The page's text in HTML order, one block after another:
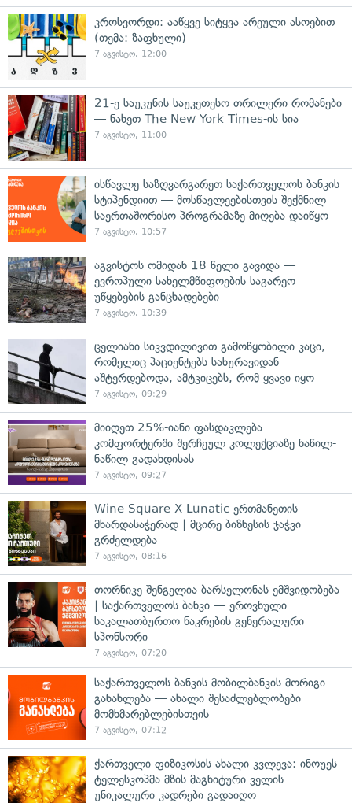
კროსვორდი: ააწყვე სიტყვა არეული ასოებით
(თემა: ზაფხული)
7 აგვისტო, 12:00
21-ე საუკუნის საუკეთესო თრილერი რომანები
— ნახეთ The New York Times-ის სია
7 აგვისტო, 11:00
ისწავლე საზღვარგარეთ საქართველოს ბანკის
სტიპენდიით — მოსწავლეებისთვის შექმნილ
საერთაშორისო პროგრამაზე მიღება დაიწყო
7 აგვისტო, 10:57
აგვისტოს ომიდან 18 წელი გავიდა —
ევროპული სახელმწიფოების საგარეო
უწყებების განცხადებები
7 აგვისტო, 10:39
ცელიანი სიკვდილივით გამოწყობილი კაცი,
რომელიც პაციენტებს სახურავიდან
აშტერდებოდა, ამტკიცებს, რომ ყვავი იყო
7 აგვისტო, 09:29
მიიღეთ 25%-იანი ფასდაკლება
კომფორტერში შერჩეულ კოლექციაზე ნაწილ-
ნაწილ გადახდისას
7 აგვისტო, 09:27
Wine Square X Lunatic ერთმანეთის
მხარდასაჭერად | მცირე ბიზნესის ჯაჭვი
გრძელდება
7 აგვისტო, 08:16
თორნიკე შენგელია ბარსელონას ემშვიდობება
| საქართველოს ბანკი — ეროვნული
საკალათბურთო ნაკრების გენერალური
სპონსორი
7 აგვისტო, 07:20
საქართველოს ბანკის მობილბანკის მორიგი
განახლება — ახალი შესაძლებლობები
მომხმარებლებისთვის
7 აგვისტო, 07:12
ქართველი ფიზიკოსის ახალი კვლევა: ინოუეს
ტელესკოპმა მზის მაგნიტური ველის
უნიკალური კადრები გადაიღო